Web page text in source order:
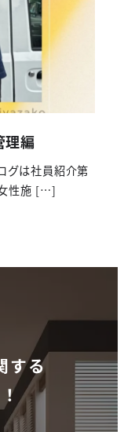
理編
グは社員紹介第
性施 […]
する